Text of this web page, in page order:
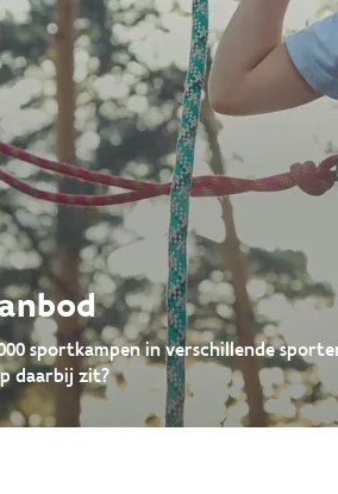
sportkampen in verschillende
daarbij zit?